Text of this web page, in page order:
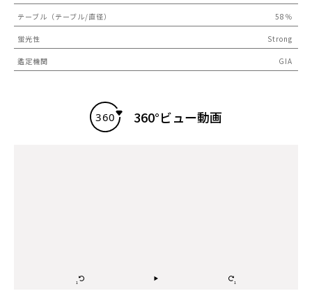
テーブル（テーブル/直径） 58％
蛍光性 Strong
鑑定機関 GIA
360°ビュー動画